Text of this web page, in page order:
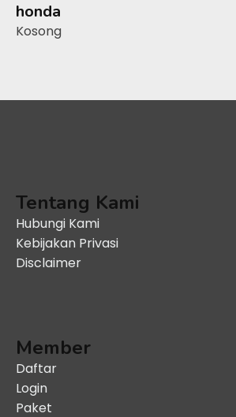
honda
Kosong
Tentang Kami
Hubungi Kami
Kebijakan Privasi
Disclaimer
Member
Daftar
Login
Paket